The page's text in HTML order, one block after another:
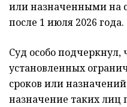
или назначенными на
после 1 июля 2026 года.
Суд особо
установленных
сроков или
назначение таких лиц